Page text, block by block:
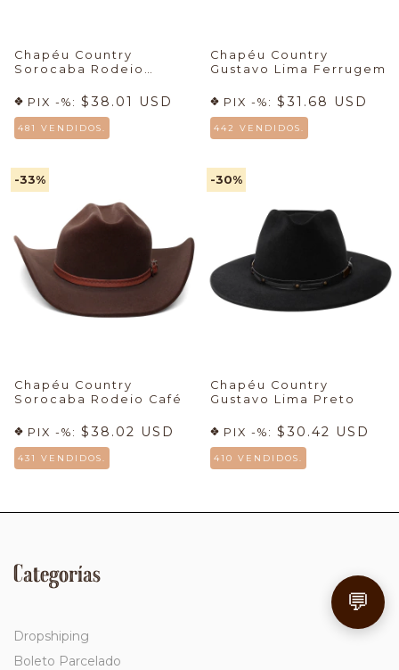
Chapéu Country
Sorocaba Rodeio
PIX -%: $38.01 USD
481 VENDIDOS.
Chapéu Country
Gustavo Lima Ferrugem
PIX -%: $31.68 USD
442 VENDIDOS.
-33%
Chapéu Country
Sorocaba Rodeio Café
PIX -%: $38.02 USD
431 VENDIDOS.
-30%
Chapéu Country
Gustavo Lima Preto
PIX -%: $30.42 USD
410 VENDIDOS.
Categorías
Dropshiping
Boleto Parcelado
💬